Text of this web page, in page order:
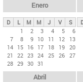
ds
p
n
Enero
D L M M J V
S
1
2 3 4 5
6
7
8 9 10 11 12
13
14 15 16 17 18 19 20
21
22 23 24 25 26 27
28 29 30 31
Abril